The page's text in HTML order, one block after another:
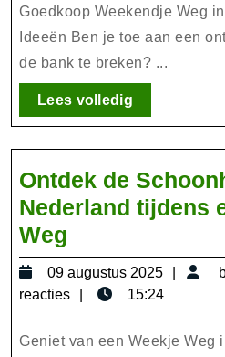
Goedkoop Weekendje Weg
Ideeën Ben je toe aan een
de bank te breken? ...
Lees volledigLees
volledig
Ontdek de
Nederland tijdens
Weg
de
Schoonheid
van
Nederland
09 augustus 2025
09
2025
reacties
15:24
Geniet van een Weekje Weg